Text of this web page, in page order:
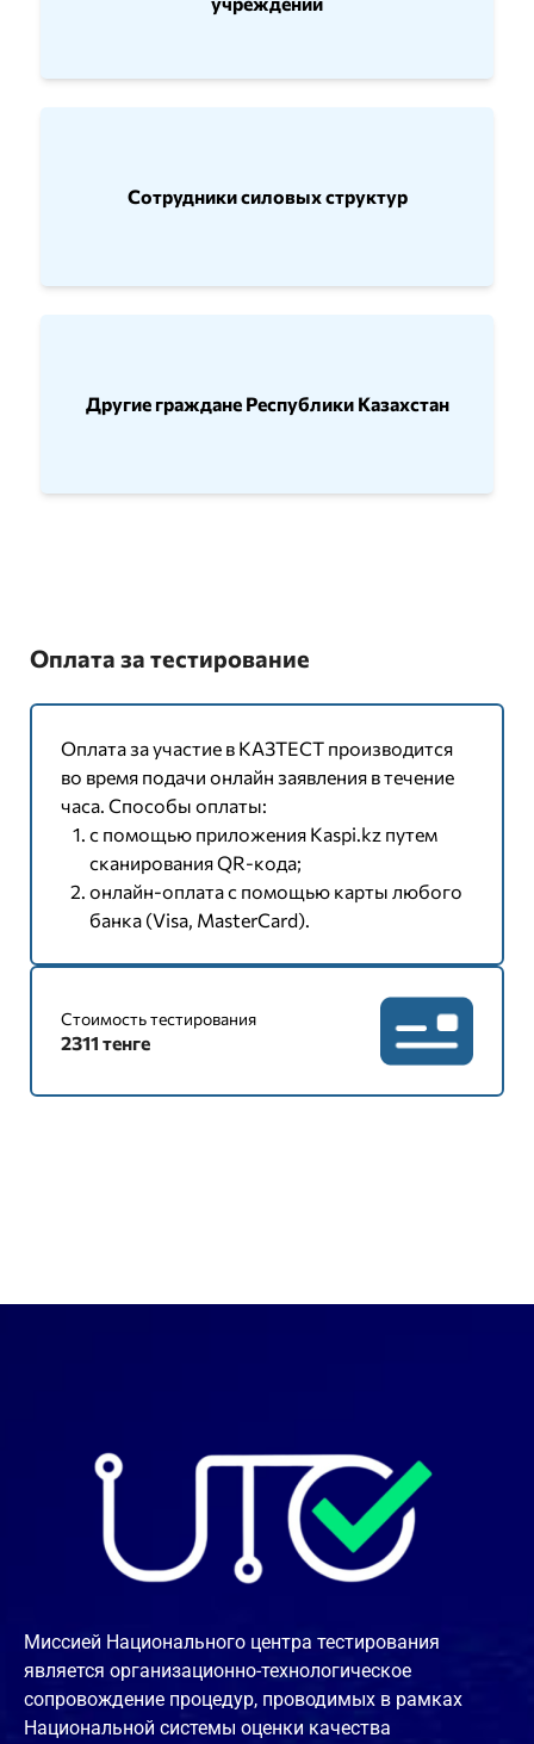
Сотрудники силовых структур
Другие граждане Республики Казахстан
Оплата за тестирование
Оплата за участие в КАЗТЕСТ производится
во время подачи онлайн заявления в течение
часа. Способы оплаты:
с помощью приложения Kaspi.kz путем
сканирования QR-кода;
онлайн-оплата с помощью карты любого
банка (Visa, MasterCard).
Стоимость тестирования
2311 тенге
Миссией Национального центра тестирования
является организационно-технологическое
сопровождение процедур, проводимых в рамках
Национальной системы оценки качества